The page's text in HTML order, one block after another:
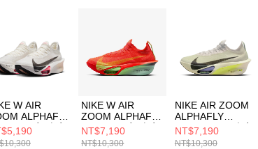
W AIR
ALPHAFLY
3 女 跑步
NIKE W AIR
ZOOM ALPHAFLY
NEXT% 3 女 跑步
鞋 FD8315600
NT$7,190
NT$10,300
NIKE AIR ZOOM
ALPHAFLY
NEXT% 3 男 跑步
鞋 FD8311002
NT$7,190
NT$10,300